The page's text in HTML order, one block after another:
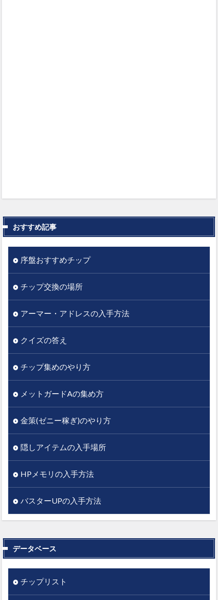
おすすめ記事
序盤おすすめチップ
チップ交換の場所
アーマー・アドレスの入手方法
クイズの答え
チップ集めのやり方
メットガードAの集め方
金策(ゼニー稼ぎ)のやり方
隠しアイテムの入手場所
HPメモリの入手方法
バスターUPの入手方法
データベース
チップリスト